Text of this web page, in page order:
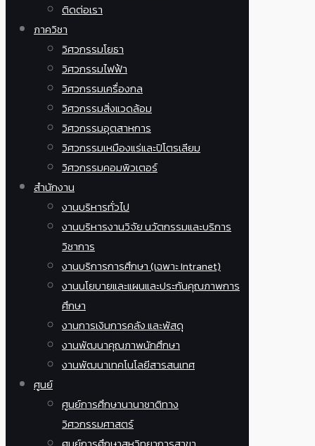
ติดต่อเรา
ภาควิชา
วิศวกรรมโยธา
วิศวกรรมไฟฟ้า
วิศวกรรมเครื่องกล
วิศวกรรมสิ่งแวดล้อม
วิศวกรรมอุตสาหการ
วิศวกรรมเหมืองแร่และปิโตรเลียม
วิศวกรรมคอมพิวเตอร์
สำนักงาน
งานบริหารทั่วไป
งานบริหารงานวิจัย นวัตกรรมและบริการ
วิชาการ
งานบริการการศึกษา (เฉพาะ Intranet)
งานนโยบายและแผนและประกันคุณภาพการ
ศึกษา
งานการเงินการคลัง และพัสดุ
งานพัฒนาคุณภาพนักศึกษา
งานพัฒนาเทคโนโลยีสารสนเทศ
ศูนย์
ศูนย์การศึกษานานาชาติทาง
วิศวกรรมศาสตร์